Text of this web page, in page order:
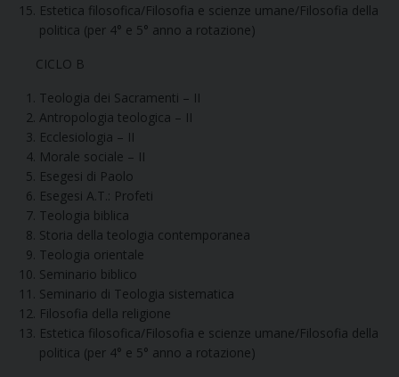
Estetica filosofica/Filosofia e scienze umane/Filosofia della
politica (per 4° e 5° anno a rotazione)
CICLO B
Teologia dei Sacramenti – II
Antropologia teologica – II
Ecclesiologia – II
Morale sociale – II
Esegesi di Paolo
Esegesi A.T.: Profeti
Teologia biblica
Storia della teologia contemporanea
Teologia orientale
Seminario biblico
Seminario di Teologia sistematica
Filosofia della religione
Estetica filosofica/Filosofia e scienze umane/Filosofia della
politica (per 4° e 5° anno a rotazione)